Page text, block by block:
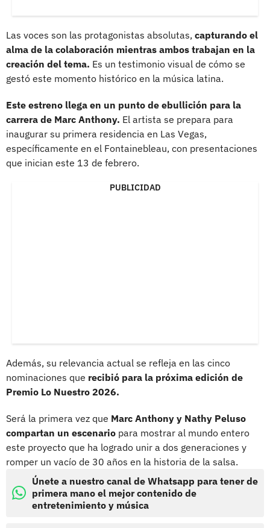
Las voces son las protagonistas absolutas, capturando el
alma de la colaboración mientras ambos trabajan en la
creación del tema. Es un testimonio visual de cómo se
gestó este momento histórico en la música latina.
Este estreno llega en un punto de ebullición para la
carrera de Marc Anthony. El artista se prepara para
inaugurar su primera residencia en Las Vegas,
específicamente en el Fontainebleau, con presentaciones
que inician este 13 de febrero.
PUBLICIDAD
Además, su relevancia actual se refleja en las cinco
nominaciones que recibió para la próxima edición de
Premio Lo Nuestro 2026.
Será la primera vez que Marc Anthony y Nathy Peluso
compartan un escenario para mostrar al mundo entero
este proyecto que ha logrado unir a dos generaciones y
romper un vacío de 30 años en la historia de la salsa.
Únete a nuestro canal de Whatsapp para tener de
primera mano el mejor contenido de
entretenimiento y música